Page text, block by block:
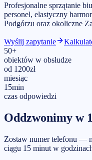
Profesjonalne sprzątanie
personel, elastyczny
Podgórzu oraz okoliczne
Wyślij zapytanie
50+
obiektów w obsłudze
od 1200zł
miesiąc
15min
czas odpowiedzi
Oddzwonimy w
Zostaw numer telefonu —
ciągu 15 minut w